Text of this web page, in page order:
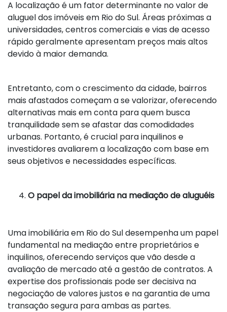
A localização é um fator determinante no valor de
aluguel dos imóveis em Rio do Sul. Áreas próximas a
universidades, centros comerciais e vias de acesso
rápido geralmente apresentam preços mais altos
devido à maior demanda.
Entretanto, com o crescimento da cidade, bairros
mais afastados começam a se valorizar, oferecendo
alternativas mais em conta para quem busca
tranquilidade sem se afastar das comodidades
urbanas. Portanto, é crucial para inquilinos e
investidores avaliarem a localização com base em
seus objetivos e necessidades específicas.
O papel da imobiliária na mediação de aluguéis
Uma imobiliária em Rio do Sul desempenha um papel
fundamental na mediação entre proprietários e
inquilinos, oferecendo serviços que vão desde a
avaliação de mercado até a gestão de contratos. A
expertise dos profissionais pode ser decisiva na
negociação de valores justos e na garantia de uma
transação segura para ambas as partes.